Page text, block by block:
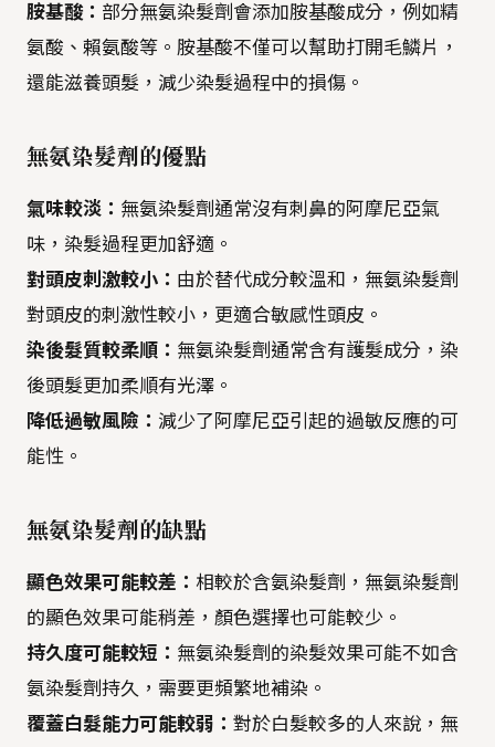
胺基酸： 部分無氨染髮劑會添加胺基酸成分，例如精
氨酸、賴氨酸等。胺基酸不僅可以幫助打開毛鱗片，
還能滋養頭髮，減少染髮過程中的損傷。
無氨染髮劑的優點
氣味較淡： 無氨染髮劑通常沒有刺鼻的阿摩尼亞氣
味，染髮過程更加舒適。
對頭皮刺激較小： 由於替代成分較溫和，無氨染髮劑
對頭皮的刺激性較小，更適合敏感性頭皮。
染後髮質較柔順： 無氨染髮劑通常含有護髮成分，染
後頭髮更加柔順有光澤。
降低過敏風險： 減少了阿摩尼亞引起的過敏反應的可
能性。
無氨染髮劑的缺點
顯色效果可能較差： 相較於含氨染髮劑，無氨染髮劑
的顯色效果可能稍差，顏色選擇也可能較少。
持久度可能較短： 無氨染髮劑的染髮效果可能不如含
氨染髮劑持久，需要更頻繁地補染。
覆蓋白髮能力可能較弱： 對於白髮較多的人來說，無